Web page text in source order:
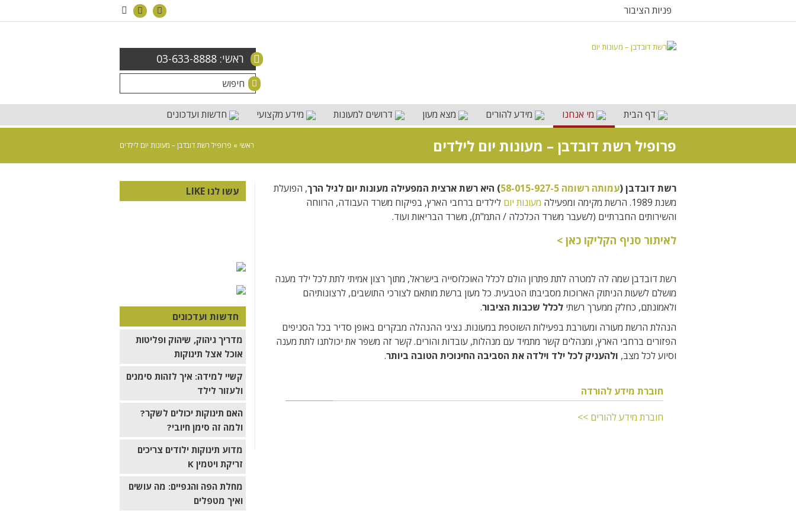
פניות הציבור
ראשי: 03-633-8888
דף הבית מי אנחנו מידע להורים מצא מעון דרושים למעונות מידע מקצועי חדשות ועדכונים
פרופיל רשת דובדבן – מעונות יום לילדים ראשי » פרופיל רשת דובדבן – מעונות יום לילדים
רשת דובדבן (עמותה רשומה 58-015-927-5 ) היא רשת ארצית המפעילה מעונות יום לגיל הרך, הפועלת
משנת 1989. הרשת מקימה ומפעילה
מעונות יום לילדים ברחבי הארץ, בפיקוח משרד העבודה, הרווחה
והשירותים החברתיים (לשעבר משרד הכלכלה / התמ"ת), משרד הבריאות ועוד.
לאיתור סניף הקליקו כאן >
רשת דובדבן שמה לה למטרה לתת פתרון הולם לכלל האוכלוסייה בישראל, מתוך רצון אמיתי לתת לכל ילד מענה
מושלם לשעות הניתוק הארוכות מסביבתו הטבעית. כל מעון ברשת מותאם לצורכי התושבים, לרצונותיהם
ולאמונתם, כחלק ממערך רשתי לכלל שכבות הציבור.
הנהלת הרשת מעורה ומעורבת בפעילות השוטפת במעונות. נציגי ההנהלה מבקרים באופן סדיר בכל הסניפים
הפזורים ברחבי הארץ, ומנהלים קשר מתמיד עם מנהלות, עובדות והורים. קשר זה משפר את יכולתנו לתת מענה
וסיוע לכל מצב, ולהעניק לכל ילד וילדה את הסביבה החינוכית הטובה ביותר.
חוברת מידע להורדה
חוברת מידע להורים >>
עשו לנו LIKE
חדשות ועדכונים
מדריך גיהוק, שיהוק ופליטות
אוכל אצל תינוקות
קשיי למידה: איך לזהות סימנים
ולעזור לילד
האם תינוקות יכולים לשקר?
ולמה זה סימן חיובי?
מדוע תינוקות ילודים צריכים
זריקת ויטמין K
מחלת הפה והגפיים: מה עושים
ואיך מטפלים